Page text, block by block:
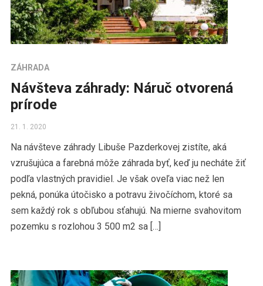
ZÁHRADA
Návšteva záhrady: Náruč otvorená
prírode
21. 1. 2020
Na návšteve záhrady Libuše Pazderkovej zistíte, aká
vzrušujúca a farebná môže záhrada byť, keď ju necháte žiť
podľa vlastných pravidiel. Je však oveľa viac než len
pekná, ponúka útočisko a potravu živočíchom, ktoré sa
sem každý rok s obľubou sťahujú. Na mierne svahovitom
pozemku s rozlohou 3 500 m2 sa […]